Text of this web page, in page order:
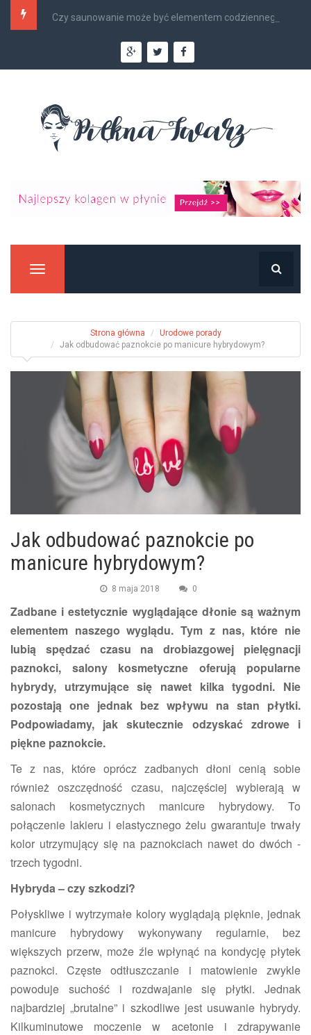
Czy saunowanie może być elementem codziennego...
Manu
Strona główna
Urodowe porady
Jak odbudować paznokcie po manicure hybrydowym?
Jak odbudować paznokcie po
manicure hybrydowym?
8 maja 2018 0
Zadbane i estetycznie wyglądające dłonie są ważnym
elementem naszego wyglądu.Tym z nas, które nie
lubią spędzać czasu na drobiazgowej pielęgnacji
paznokci, salony kosmetyczne oferują popularne
hybrydy, utrzymujące się nawet kilka tygodni. Nie
pozostają one jednak bez wpływu na stan płytki.
Podpowiadamy, jak skutecznie odzyskać zdrowe i
piękne paznokcie.
Te z nas, które oprócz zadbanych dłoni cenią sobie
również oszczędność czasu, najczęściej wybierają w
salonach kosmetycznych manicure hybrydowy. To
połączenie lakieru i elastycznego żelu gwarantuje trwały
kolor utrzymujący się na paznokciach nawet do dwóch -
trzech tygodni.
Hybryda – czy szkodzi?
Połyskliwe i wytrzymałe kolory wyglądają pięknie, jednak
manicure hybrydowy wykonywany regularnie, bez
większych przerw, może źle wpłynąć na kondycję płytek
paznokci. Częste odtłuszczanie i matowienie zwykle
powoduje suchość i rozdwajanie się płytki. Jednak
najbardziej „brutalne” i szkodliwe jest usuwanie hybrydy.
Kilkuminutowe moczenie w acetonie i zdrapywanie